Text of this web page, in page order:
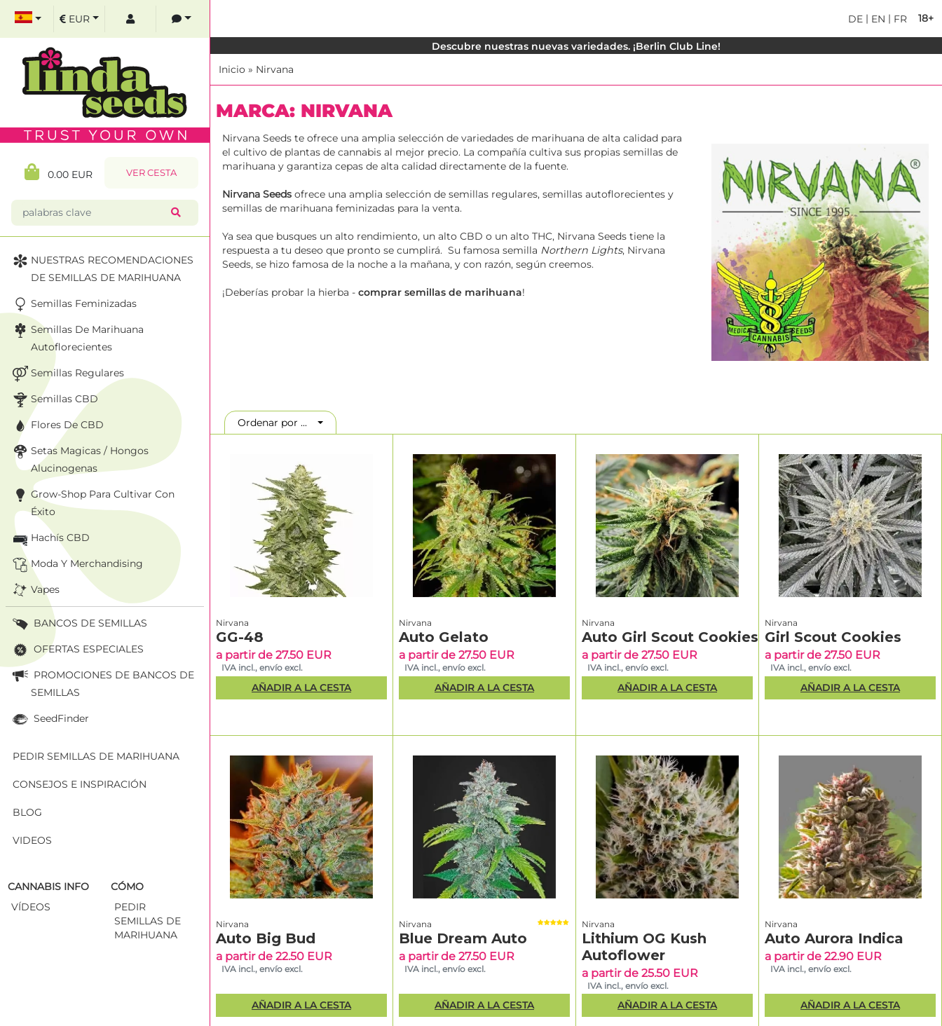
18+
DE | EN | FR
Descubre nuestras nuevas variedades. ¡Berlin Club Line!
Inicio » Nirvana
MARCA: NIRVANA
Nirvana Seeds te ofrece una amplia selección de variedades de marihuana de alta calidad para
el cultivo de plantas de cannabis al mejor precio. La compañía cultiva sus propias semillas de
marihuana y garantiza cepas de alta calidad directamente de la fuente.
Nirvana Seeds ofrece una amplia selección de semillas regulares, semillas autoflorecientes y
semillas de marihuana feminizadas para la venta.
Ya sea que busques un alto rendimiento, un alto CBD o un alto THC, Nirvana Seeds tiene la
respuesta a tu deseo que pronto se cumplirá. Su famosa semilla Northern Lights, Nirvana
Seeds, se hizo famosa de la noche a la mañana, y con razón, según creemos.
¡Deberías probar la hierba - comprar semillas de marihuana!
Ordenar por ...
Nirvana
GG-48
a partir de 27.50 EUR
IVA incl., envío excl.
AÑADIR A LA CESTA
Nirvana
Auto Gelato
a partir de 27.50 EUR
IVA incl., envío excl.
AÑADIR A LA CESTA
Nirvana
Auto Girl Scout Cookies
a partir de 27.50 EUR
IVA incl., envío excl.
AÑADIR A LA CESTA
Nirvana
Girl Scout Cookies
a partir de 27.50 EUR
IVA incl., envío excl.
AÑADIR A LA CESTA
Nirvana
Auto Big Bud
a partir de 22.50 EUR
IVA incl., envío excl.
AÑADIR A LA CESTA
Nirvana
Blue Dream Auto
a partir de 27.50 EUR
IVA incl., envío excl.
AÑADIR A LA CESTA
Nirvana
Lithium OG Kush
Autoflower
a partir de 25.50 EUR
IVA incl., envío excl.
AÑADIR A LA CESTA
Nirvana
Auto Aurora Indica
a partir de 22.90 EUR
IVA incl., envío excl.
AÑADIR A LA CESTA
EUR
0.00 EUR VER CESTA
NUESTRAS RECOMENDACIONES
DE SEMILLAS DE MARIHUANA
Semillas Feminizadas
Semillas De Marihuana
Autoflorecientes
Semillas Regulares
Semillas CBD
Flores De CBD
Setas Magicas / Hongos
Alucinogenas
Grow-Shop Para Cultivar Con
Éxito
Hachís CBD
Moda Y Merchandising
Vapes
BANCOS DE SEMILLAS
OFERTAS ESPECIALES
PROMOCIONES DE BANCOS DE
SEMILLAS
SeedFinder
PEDIR SEMILLAS DE MARIHUANA
CONSEJOS E INSPIRACIÓN
BLOG
VIDEOS
CANNABIS INFO
VÍDEOS
CÓMO
PEDIR
SEMILLAS DE
MARIHUANA